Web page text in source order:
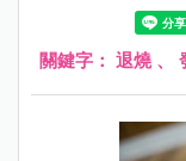
流感疫苗以後，
一組完全都不吃
發現不管有沒有
關鍵字： 退燒、